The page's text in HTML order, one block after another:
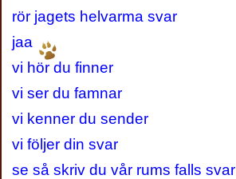
rör jagets helvarma svar
jaa
vi hör du finner
vi ser du famnar
vi kenner du sender
vi följer din svar
se så skriv du vår rums falls svar